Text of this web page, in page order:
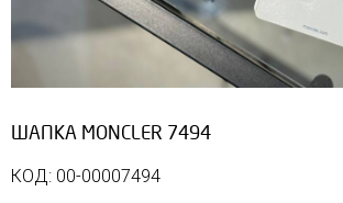
ШАПКА MONCLER 7494
КОД: 00-00007494